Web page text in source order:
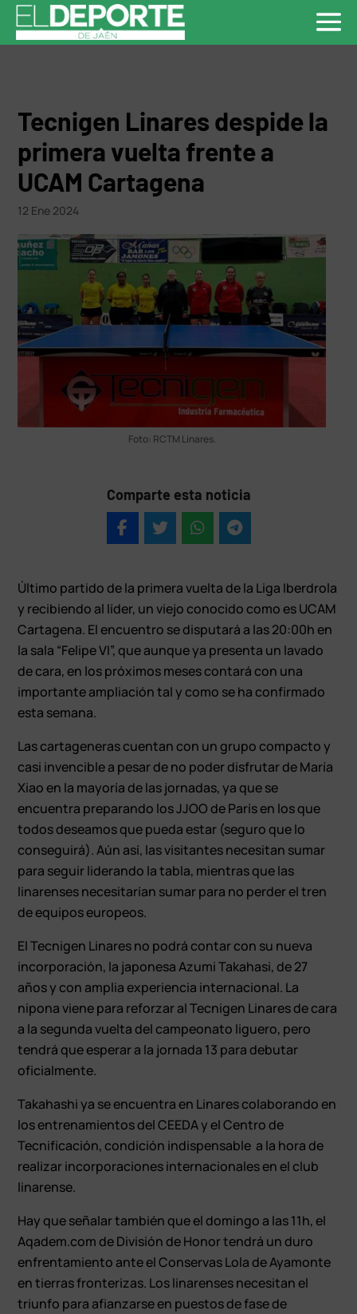
Tecnigen Linares despide la
primera vuelta frente a
UCAM Cartagena
12 Ene 2024
Foto: RCTM Linares.
Comparte esta noticia
Último partido de la primera vuelta de la Liga Iberdrola
y recibiendo al líder, un viejo conocido como es UCAM
Cartagena. El encuentro se disputará a las 20:00h en
la sala “Felipe VI”, que aunque ya presenta un lavado
de cara, en los próximos meses contará con una
importante ampliación tal y como se ha confirmado
esta semana.
Las cartageneras cuentan con un grupo compacto y
casi invencible a pesar de no poder disfrutar de María
Xiao en la mayoría de las jornadas, ya que se
encuentra preparando los JJOO de París en los que
todos deseamos que pueda estar (seguro que lo
conseguirá). Aún así, las visitantes necesitan sumar
para seguir liderando la tabla, mientras que las
linarenses necesitarían sumar para no perder el tren
de equipos europeos.
El Tecnigen Linares no podrá contar con su nueva
incorporación, la japonesa Azumi Takahasi, de 27
años y con amplia experiencia internacional. La
nipona viene para reforzar al Tecnigen Linares de cara
a la segunda vuelta del campeonato liguero, pero
tendrá que esperar a la jornada 13 para debutar
oficialmente.
Takahashi ya se encuentra en Linares colaborando en
los entrenamientos del CEEDA y el Centro de
Tecnificación, condición indispensable a la hora de
realizar incorporaciones internacionales en el club
linarense.
Hay que señalar también que el domingo a las 11h, el
Aqadem.com de División de Honor tendrá un duro
enfrentamiento ante el Conservas Lola de Ayamonte
en tierras fronterizas. Los linarenses necesitan el
triunfo para afianzarse en puestos de fase de